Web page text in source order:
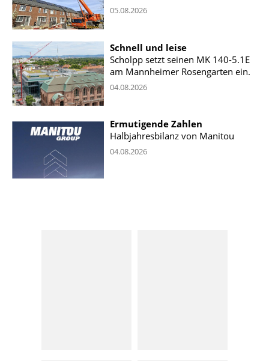
05.08.2026
Schnell und leise
Scholpp setzt seinen MK 140-5.1E
am Mannheimer Rosengarten ein.
04.08.2026
Ermutigende Zahlen
Halbjahresbilanz von Manitou
04.08.2026